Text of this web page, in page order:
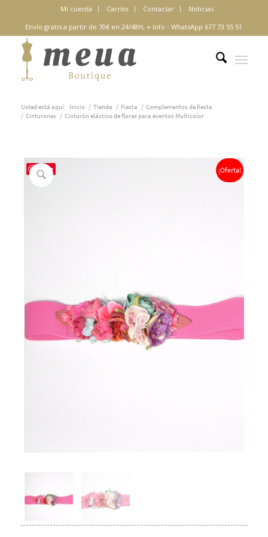
Mi cuenta Carrito Contactar
Noticias
Envío gratis a partir de 70€ en 24/48H, + info -WhatsApp 677 73 55 51
Usted está aquí: Inicio / Tienda / Fiesta / Complementos de fiesta
/ Cinturones / Cinturón elástico de flores para eventos Multicolor
¡Oferta!
Save